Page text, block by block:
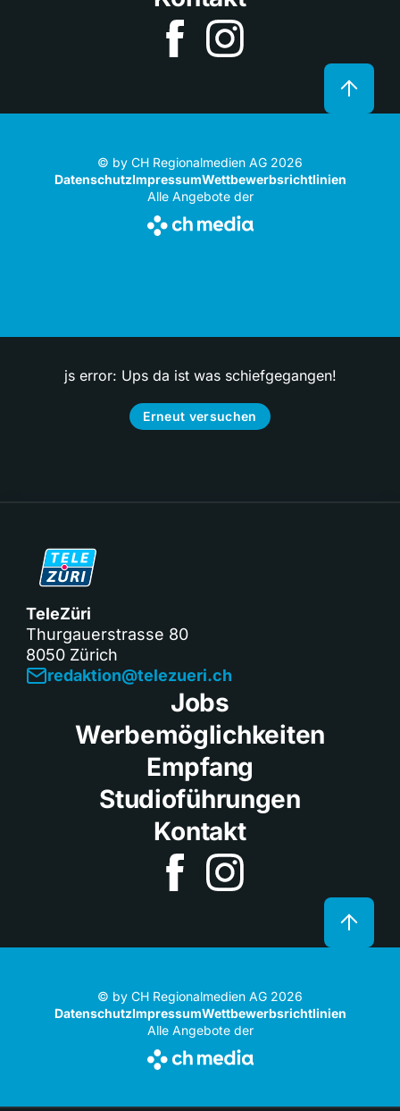
© by CH Regionalmedien AG 2026
DatenschutzImpressumWettbewerbsrichtlinien
Alle Angebote der
js error: Ups da ist was schiefgegangen!
Erneut versuchen
TeleZüri
Thurgauerstrasse 80
8050 Zürich
redaktion@telezueri.ch
Jobs
Werbemöglichkeiten
Empfang
Studioführungen
Kontakt
© by CH Regionalmedien AG 2026
DatenschutzImpressumWettbewerbsrichtlinien
Alle Angebote der